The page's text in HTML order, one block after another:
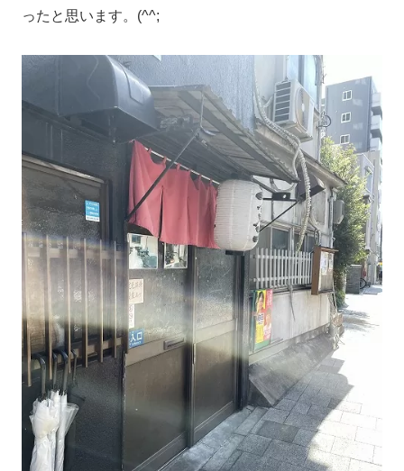
ったと思います。(^^;